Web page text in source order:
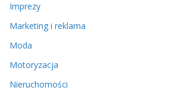
Imprezy
Marketing i reklama
Moda
Motoryzacja
Nieruchomości